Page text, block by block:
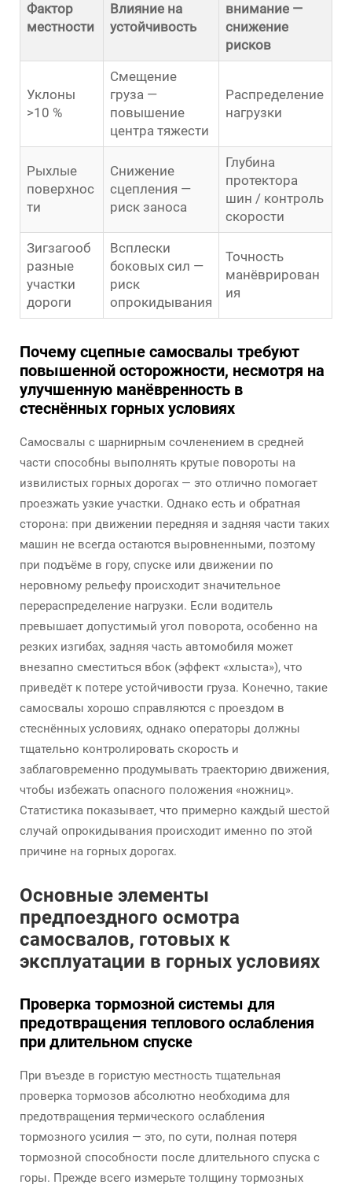
Фактор
местности
Влияние на
устойчивость
внимание —
снижение
рисков
Уклоны
>10 %
Смещение
груза —
повышение
центра тяжести
Распределение
нагрузки
Рыхлые
поверхнос
ти
Снижение
сцепления —
риск заноса
Глубина
протектора
шин / контроль
скорости
Зигзагооб
разные
участки
дороги
Всплески
боковых сил —
риск
опрокидывания
Точность
манёврирован
ия
Почему сцепные самосвалы требуют
повышенной осторожности, несмотря на
улучшенную манёвренность в
стеснённых горных условиях
Самосвалы с шарнирным сочленением в средней
части способны выполнять крутые повороты на
извилистых горных дорогах — это отлично помогает
проезжать узкие участки. Однако есть и обратная
сторона: при движении передняя и задняя части таких
машин не всегда остаются выровненными, поэтому
при подъёме в гору, спуске или движении по
неровному рельефу происходит значительное
перераспределение нагрузки. Если водитель
превышает допустимый угол поворота, особенно на
резких изгибах, задняя часть автомобиля может
внезапно сместиться вбок (эффект «хлыста»), что
приведёт к потере устойчивости груза. Конечно, такие
самосвалы хорошо справляются с проездом в
стеснённых условиях, однако операторы должны
тщательно контролировать скорость и
заблаговременно продумывать траекторию движения,
чтобы избежать опасного положения «ножниц».
Статистика показывает, что примерно каждый шестой
случай опрокидывания происходит именно по этой
причине на горных дорогах.
Основные элементы
предпоездного осмотра
самосвалов, готовых к
эксплуатации в горных условиях
Проверка тормозной системы для
предотвращения теплового ослабления
при длительном спуске
При въезде в гористую местность тщательная
проверка тормозов абсолютно необходима для
предотвращения термического ослабления
тормозного усилия — это, по сути, полная потеря
тормозной способности после длительного спуска с
горы. Прежде всего измерьте толщину тормозных